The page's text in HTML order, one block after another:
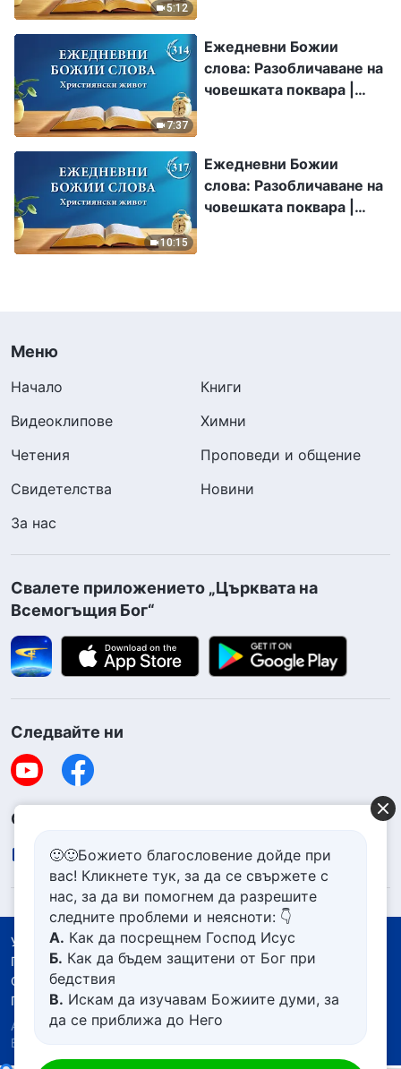
5:12
7:37
Ежедневни Божии
слова: Разобличаване на
човешката поквара |
10:15
Ежедневни Божии
слова: Разобличаване на
човешката поквара |
Меню
Начало
Книги
Видеоклипове
Химни
Четения
Проповеди и общение
Свидетелства
Новини
За нас
Свалете приложението „Църквата на
Всемогъщия Бог“
Следвайте ни
Свържете се с нас
contact.bg@godfootsteps.org
Условия за ползване
Политика за поверителност
Със съдействието на
Политика за бисквитките
Авторско право © 2026 Църквата на Всемогъщия
Бог.
🙂🙂Божието благословение дойде при
вас! Кликнете тук, за да се свържете с
нас, за да ви помогнем да разрешите
следните проблеми и неясноти: 👇
А. Как да посрещнем Господ Исус
Б. Как да бъдем защитени от Бог при
бедствия
В. Искам да изучавам Божиите думи, за
да се приближа до Него
живот